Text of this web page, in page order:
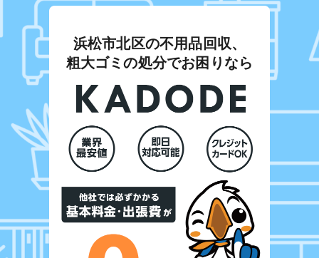
浜松市北区の不用品回収、
粗大ゴミの処分でお困りなら